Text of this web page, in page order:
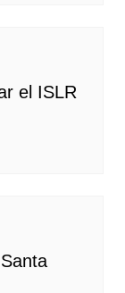
el ISLR